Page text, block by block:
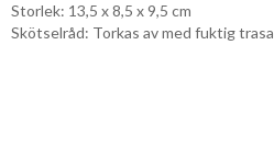
Storlek: 13,5 x 8,5 x 9,5 cm
Skötselråd: Torkas av med fuktig trasa